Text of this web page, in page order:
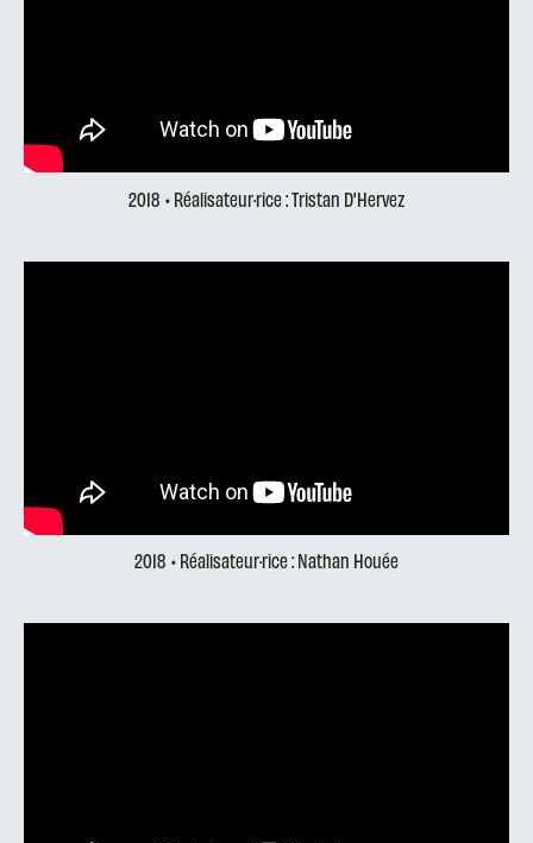
2018 • Réalisateur·rice : Tristan D'Hervez
2018 • Réalisateur·rice : Nathan Houée